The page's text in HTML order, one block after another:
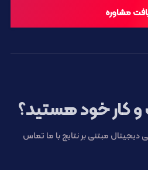
مشاوره
کار خود هستید؟
دیجیتال مبتنی بر نتایج با ما تماس